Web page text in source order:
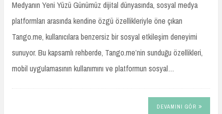
Medyanın Yeni Yüzü Günümüz dijital dünyasında, sosyal medya
platformları arasında kendine özgü özellikleriyle öne çıkan
Tango.me, kullanıcılara benzersiz bir sosyal etkileşim deneyimi
sunuyor. Bu kapsamlı rehberde, Tango.me’nin sunduğu özellikleri,
mobil uygulamasının kullanımını ve platformun sosyal…
DEVAMINI GÖR